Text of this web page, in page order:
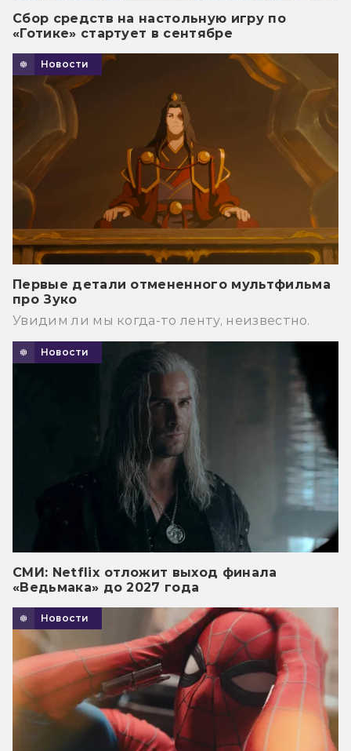
Сбор средств на настольную игру по
«Готике» стартует в сентябре
Новости
Первые детали отмененного мультфильма
про Зуко
Увидим ли мы когда-то ленту, неизвестно.
Новости
СМИ: Netflix отложит выход финала
«Ведьмака» до 2027 года
Новости